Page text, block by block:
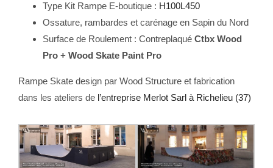
Type Kit Rampe E-boutique : H100L450
Ossature, rambardes et carénage en Sapin du Nord
Surface de Roulement : Contreplaqué Ctbx Wood
Pro + Wood Skate Paint Pro
Rampe Skate design par Wood Structure et fabrication
dans les ateliers de l’entreprise Merlot Sarl à Richelieu (37)